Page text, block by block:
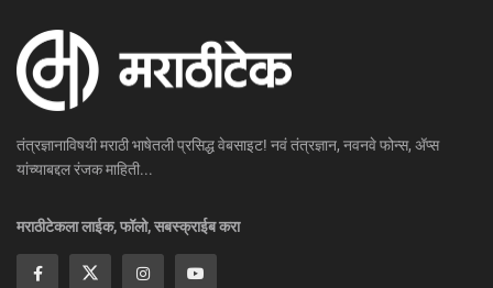
तंत्रज्ञानाविषयी मराठी भाषेतली प्रसिद्ध वेबसाइट! नवं तंत्रज्ञान, नवनवे फोन्स, ॲप्स
यांच्याबद्दल रंजक माहिती...
मराठीटेकला लाईक, फॉलो, सबस्क्राईब करा